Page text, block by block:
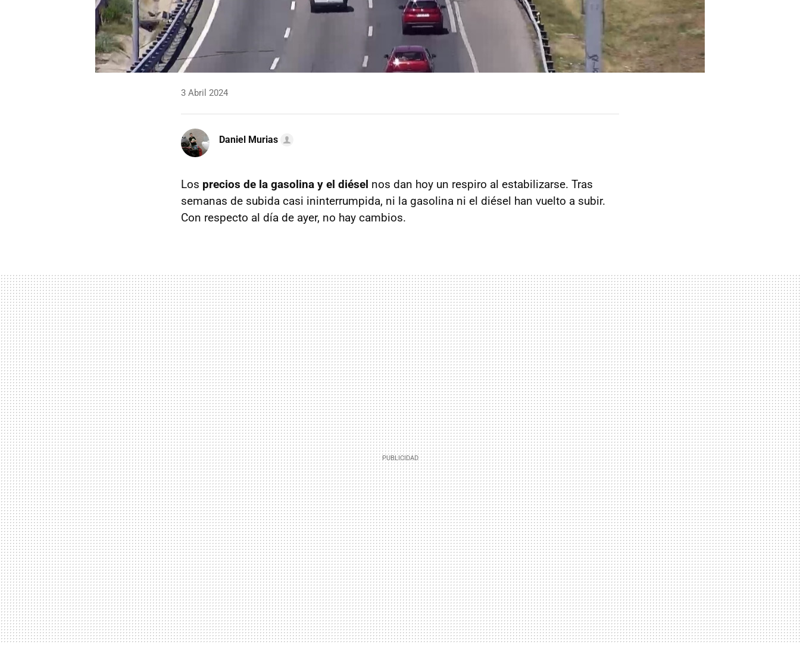
3 Abril 2024
Daniel Murias
Los precios de la gasolina y el diésel nos dan hoy un respiro al estabilizarse. Tras
semanas de subida casi ininterrumpida, ni la gasolina ni el diésel han vuelto a subir.
Con respecto al día de ayer, no hay cambios.